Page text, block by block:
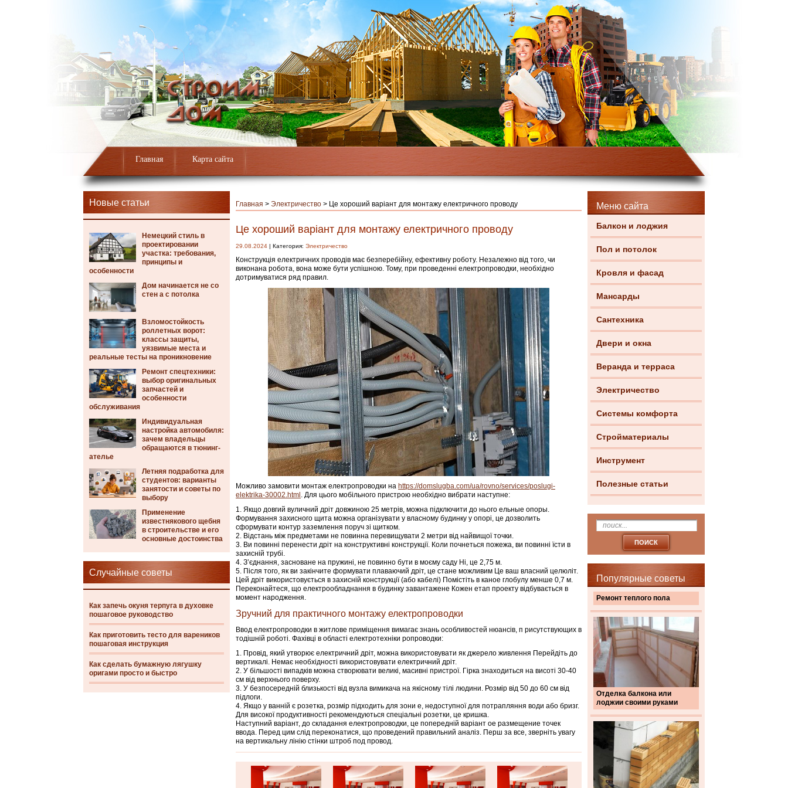
Главная Карта сайта
Новые статьи
Немецкий стиль в
проектировании
участка: требования,
принципы и
особенности
Дом начинается не со
стен а с потолка
Взломостойкость
роллетных ворот:
классы защиты,
уязвимые места и
реальные тесты на проникновение
Ремонт спецтехники:
выбор оригинальных
запчастей и
особенности
обслуживания
Индивидуальная
настройка автомобиля:
зачем владельцы
обращаются в тюнинг-
ателье
Летняя подработка для
студентов: варианты
занятости и советы по
выбору
Применение
известнякового щебня
в строительстве и его
основные достоинства
Случайные советы
Как запечь окуня терпуга в духовке
пошаговое руководство
Как приготовить тесто для вареников
пошаговая инструкция
Как сделать бумажную лягушку
оригами просто и быстро
Меню сайта
Балкон и лоджия
Пол и потолок
Кровля и фасад
Мансарды
Сантехника
Двери и окна
Веранда и терраса
Электричество
Системы комфорта
Стройматериалы
Инструмент
Полезные статьи
Популярные советы
Ремонт теплого пола
Отделка балкона или
лоджии своими руками
Главная > Электричество > Це хороший варіант для монтажу електричного проводу
Це хороший варіант для монтажу електричного проводу
29.08.2024 | Категория: Электричество
Конструкція електричних проводів має безперебійну, ефективну роботу. Незалежно від того, чи
виконана робота, вона може бути успішною. Тому, при проведенні електропроводки, необхідно
дотримуватися ряд правил.
Можливо замовити монтаж електропроводки на https://domslugba.com/ua/rovno/services/poslugi-
elektrika-30002.html . Для цього мобільного пристрою необхідно вибрати наступне:
Якщо довгий вуличний дріт довжиною 25 метрів, можна підключити до нього ельные опоры.
Формування захисного щита можна організувати у власному будинку у опорі, це дозволить
сформувати контур заземлення поруч зі щитком.
Відстань між предметами не повинна перевищувати 2 метри від найвищої точки.
Ви повинні перенести дріт на конструктивні конструкції. Коли почнеться пожежа, ви повинні їсти в
захисній трубі.
З’єднання, засноване на пружині, не повинно бути в моєму саду Ні, це 2,75 м.
Після того, як ви закінчите формувати плаваючий дріт, це стане можливим Це ваш власний целюліт.
Цей дріт використовується в захисній конструкції (або кабелі) Помістіть в каное глобулу менше 0,7 м.
Переконайтеся, що електрообладнання в будинку завантажене Кожен етап проекту відбувається в
момент народження.
Зручний для практичного монтажу електропроводки
Ввод електропроводки в житлове приміщення вимагає знань особливостей нюансів, п рисутствующих в
тодішній роботі. Фахівці в області електротехніки ропроводки:
Провід, який утворює електричний дріт, можна використовувати як джерело живлення Перейдіть до
вертикалі. Немає необхідності використовувати електричний дріт.
У більшості випадків можна створювати великі, масивні пристрої. Гірка знаходиться на висоті 30-40
см від верхнього поверху.
У безпосередній близькості від вузла вимикача на якісному тілі людини. Розмір від 50 до 60 см від
підлоги.
Якщо у ванній є розетка, розмір підходить для зони е, недоступної для потрапляння води або бризг.
Для високої продуктивності рекомендуються спеціальні розетки, це кришка.
Наступний варіант, до складання електропроводки, це попередній варіант ое размещение точек
ввода. Перед цим слід переконатися, що проведений правильний аналіз. Перш за все, зверніть увагу
на вертикальну лінію стінки штроб под провод.